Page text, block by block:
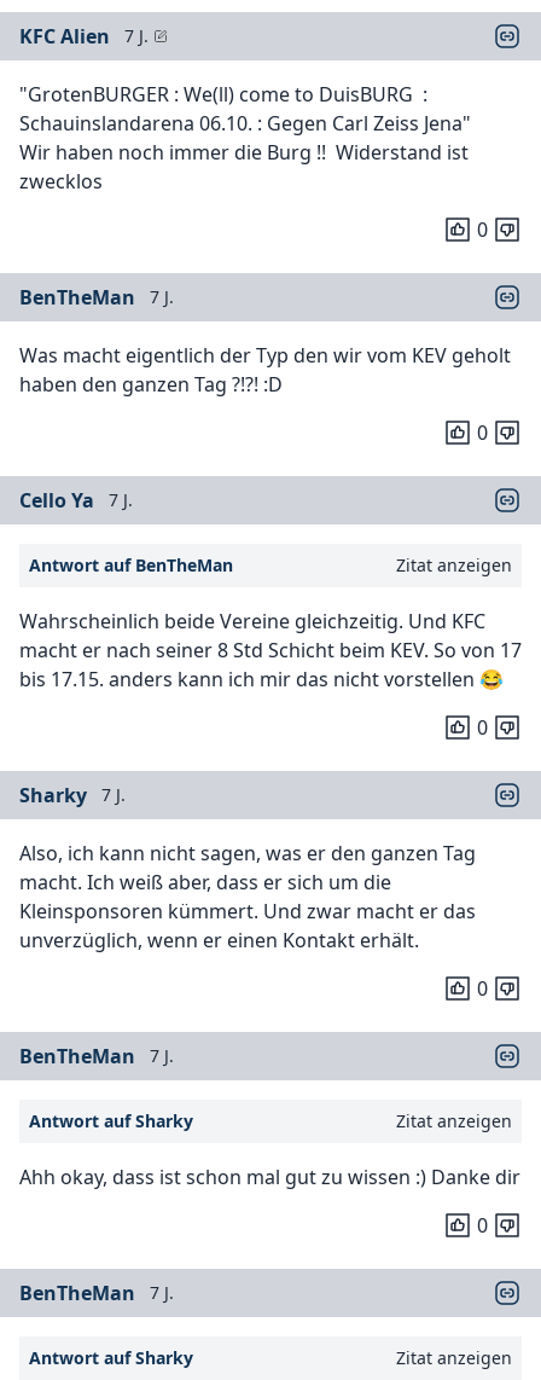
KFC Alien 7 J.
"GrotenBURGER : We(ll) come to DuisBURG :
Schauinslandarena 06.10. : Gegen Carl Zeiss Jena"
Wir haben noch immer die Burg !! Widerstand ist
zwecklos
0
BenTheMan 7 J.
Was macht eigentlich der Typ den wir vom KEV geholt
haben den ganzen Tag ?!?! :D
0
Cello Ya 7 J.
Antwort auf BenTheMan Zitat anzeigen
Wahrscheinlich beide Vereine gleichzeitig. Und KFC
macht er nach seiner 8 Std Schicht beim KEV. So von 17
bis 17.15. anders kann ich mir das nicht vorstellen 😂
0
Sharky 7 J.
Also, ich kann nicht sagen, was er den ganzen Tag
macht. Ich weiß aber, dass er sich um die
Kleinsponsoren kümmert. Und zwar macht er das
unverzüglich, wenn er einen Kontakt erhält.
0
BenTheMan 7 J.
Antwort auf Sharky Zitat anzeigen
Ahh okay, dass ist schon mal gut zu wissen :) Danke dir
0
BenTheMan 7 J.
Antwort auf Sharky Zitat anzeigen